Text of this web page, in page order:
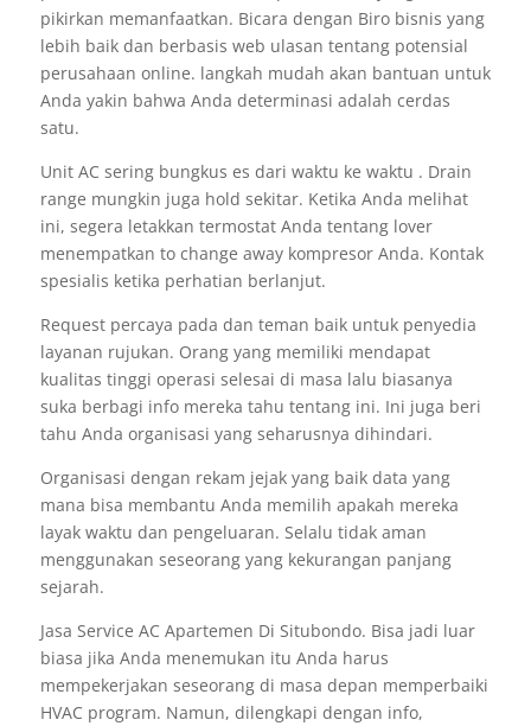
pikirkan memanfaatkan. Bicara dengan Biro bisnis yang
lebih baik dan berbasis web ulasan tentang potensial
perusahaan online. langkah mudah akan bantuan untuk
Anda yakin bahwa Anda determinasi adalah cerdas
satu.
Unit AC sering bungkus es dari waktu ke waktu . Drain
range mungkin juga hold sekitar. Ketika Anda melihat
ini, segera letakkan termostat Anda tentang lover
menempatkan to change away kompresor Anda. Kontak
spesialis ketika perhatian berlanjut.
Request percaya pada dan teman baik untuk penyedia
layanan rujukan. Orang yang memiliki mendapat
kualitas tinggi operasi selesai di masa lalu biasanya
suka berbagi info mereka tahu tentang ini. Ini juga beri
tahu Anda organisasi yang seharusnya dihindari.
Organisasi dengan rekam jejak yang baik data yang
mana bisa membantu Anda memilih apakah mereka
layak waktu dan pengeluaran. Selalu tidak aman
menggunakan seseorang yang kekurangan panjang
sejarah.
Jasa Service AC Apartemen Di Situbondo. Bisa jadi luar
biasa jika Anda menemukan itu Anda harus
mempekerjakan seseorang di masa depan memperbaiki
HVAC program. Namun, dilengkapi dengan info,